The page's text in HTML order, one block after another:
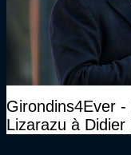
Girondins4Ever
Lizarazu à Didier